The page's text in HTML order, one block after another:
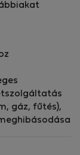
gáz, fűtés),